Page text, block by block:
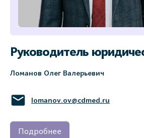
Руководитель
Ломанов Олег Валерьевич
lomanov.ov@cdmed.ru
Подробнее